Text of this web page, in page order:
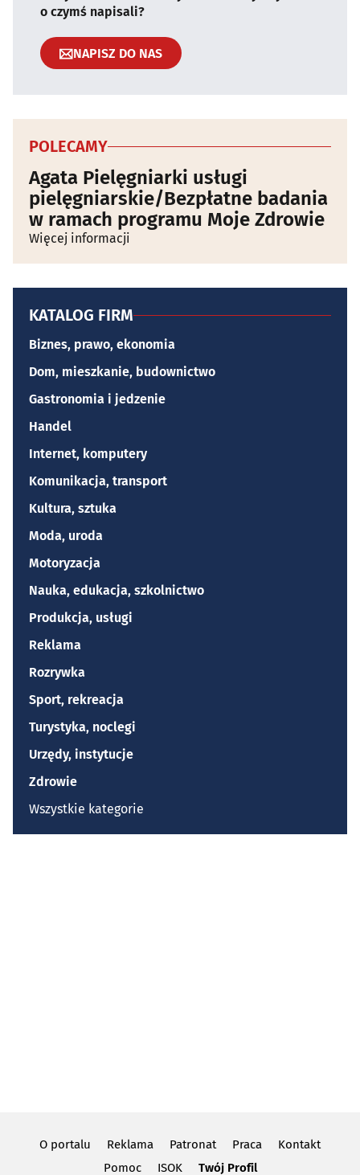
o czymś napisali?
NAPISZ DO NAS
POLECAMY
Agata Pielęgniarki usługi
pielęgniarskie/Bezpłatne badania
w ramach programu Moje Zdrowie
Więcej informacji
KATALOG FIRM
Biznes, prawo, ekonomia
Dom, mieszkanie, budownictwo
Gastronomia i jedzenie
Handel
Internet, komputery
Komunikacja, transport
Kultura, sztuka
Moda, uroda
Motoryzacja
Nauka, edukacja, szkolnictwo
Produkcja, usługi
Reklama
Rozrywka
Sport, rekreacja
Turystyka, noclegi
Urzędy, instytucje
Zdrowie
Wszystkie kategorie
O portalu Reklama Patronat Praca
Kontakt
Pomoc
ISOK Twój Profil